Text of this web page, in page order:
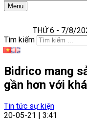
Menu
THỨ 6 - 7/8/
Tìm kiếm
Bidrico mang
gần hơn với
Tin tức sự kiện
20-05-21 | 3:41